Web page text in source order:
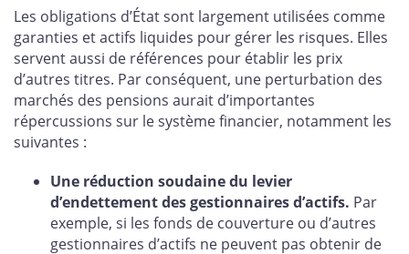
Dernière observation : 21 mai 2026
Les obligations d’État sont largement utilisées comme
garanties et actifs liquides pour gérer les risques. Elles
servent aussi de références pour établir les prix
d’autres titres. Par conséquent, une perturbation des
marchés des pensions aurait d’importantes
répercussions sur le système financier, notamment les
suivantes :
Une réduction soudaine du levier
d’endettement des gestionnaires d’actifs. Par
exemple, si les fonds de couverture ou d’autres
gestionnaires d’actifs ne peuvent pas obtenir de